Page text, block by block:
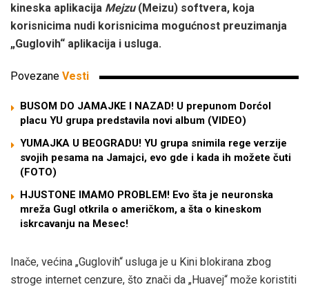
kineska aplikacija Mejzu (Meizu) softvera, koja
korisnicima nudi korisnicima mogućnost preuzimanja
„Guglovih“ aplikacija i usluga.
Povezane Vesti
BUSOM DO JAMAJKE I NAZAD! U prepunom Dorćol
placu YU grupa predstavila novi album (VIDEO)
YUMAJKA U BEOGRADU! YU grupa snimila rege verzije
svojih pesama na Jamajci, evo gde i kada ih možete čuti
(FOTO)
HJUSTONE IMAMO PROBLEM! Evo šta je neuronska
mreža Gugl otkrila o američkom, a šta o kineskom
iskrcavanju na Mesec!
Inače, većina „Guglovih“ usluga je u Kini blokirana zbog
stroge internet cenzure, što znači da „Huavej“ može koristiti